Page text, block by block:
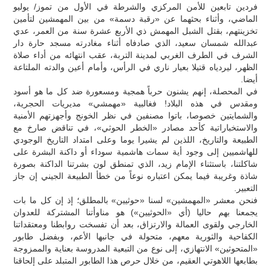
فردين تابعين للأمن المركزي والشرطة في الأول من تموز/ يوليو
الماضي، وأثناء بحثهما عن «رقبة دسمة» من بين المهمشين لتأمين
تخزينتهم، بقتل الشبل المهمش ذي الأربع عشرة سنة من العمر، عدي
عبدالله شمسان سعيد، الذي صادفاه أثناء مغادرته مسجد حارة دار
الشرف في الطرف الغربي لمدينة التربة، عقب انتهائه من أداء صلاة
الظهر، ليردياه قتيلا بعيار ناري في الرأس، وأمام أعين والدته الملتاعة
أيضا.
في المحصلة، إنهم يشنون حرباً همجية ومسعورة ضد كل ما هو أسود
ومقدس في هذه البلاد! فغالبية «مهمشي» مديريات الحجرية،
والشمايتين خصوصا، باتوا مصنفين في نظر الخونج وأجهزتهم الأمنية
والاستخباراتية كأحد مصادر «الخطر الحوثي»، في تناقض صارخ مع
الطبيعة والتاريخ، اللذين لم يشيرا يوما وعلى امتداد التاريخ الوجودي
للهاشميين إلى وجود أية سمات هاشمية سوداء أو داكنة البشرة على
شاكلتنا، باستثناء الإمام زيد، الذي تمنطق لون بشرتنا الداكنة بصورة
شاذة وغريبة فيما يمكن اعتباره نوعاً من خطأ الطبيعة الجيني إن جاز
التعبير.
فنحن معشر «المهمشين» لسنا «حوثيين» بالمطلق؛ إذ إن كل ما بات
يجمعنا بهم حاليا (أي «الحوثيين») هو مناوأتنا المشتركة للعدوان
الخارجي ولقوى العمالة والارتزاق، بعد أن تفسخت روابطنا ومعتقداتنا
الكفاحية والثورية معهم، متحولة في جانبها الأعم، وبفضل طابور
«المتحوثين» الانتهازي، إلى نوع من التبعية المدروسة بعناية والممزوجة
بطابعها اللاهوتي العقيم، من خلال حرص هذا الطابور المتبلد على إلحاقنا